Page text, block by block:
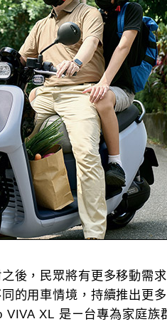
後，民眾將有更多移動需
的用車情境，持續推出更
XL 是ㄧ台專為家庭族